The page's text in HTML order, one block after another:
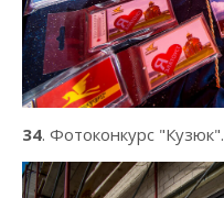
34. Фотоконкурс "Кузюк".